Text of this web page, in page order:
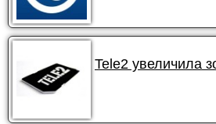
Tele2 увеличила